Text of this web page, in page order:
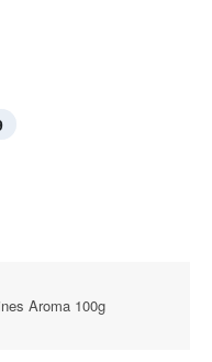
Aroma 100g